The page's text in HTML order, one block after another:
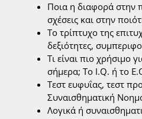
Ποια η διαφορά στην
σχέσεις και στην
Το τρίπτυχο της
δεξιότητες,
Τι είναι πιο χρήσιμο
σήμερα; Το I.Q. ή το
Τεστ ευφυΐας, τεστ
Συναισθηματική
Λογικά ή